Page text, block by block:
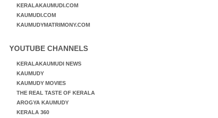
KERALAKAUMUDI.COM
KAUMUDI.COM
KAUMUDYMATRIMONY.COM
YOUTUBE CHANNELS
KERALAKAUMUDI NEWS
KAUMUDY
KAUMUDY MOVIES
THE REAL TASTE OF KERALA
AROGYA KAUMUDY
KERALA 360